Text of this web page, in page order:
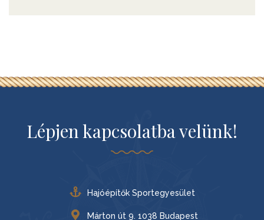
Lépjen kapcsolatba velünk!
Hajóépítők Sportegyesület
Márton út 9. 1038 Budapest